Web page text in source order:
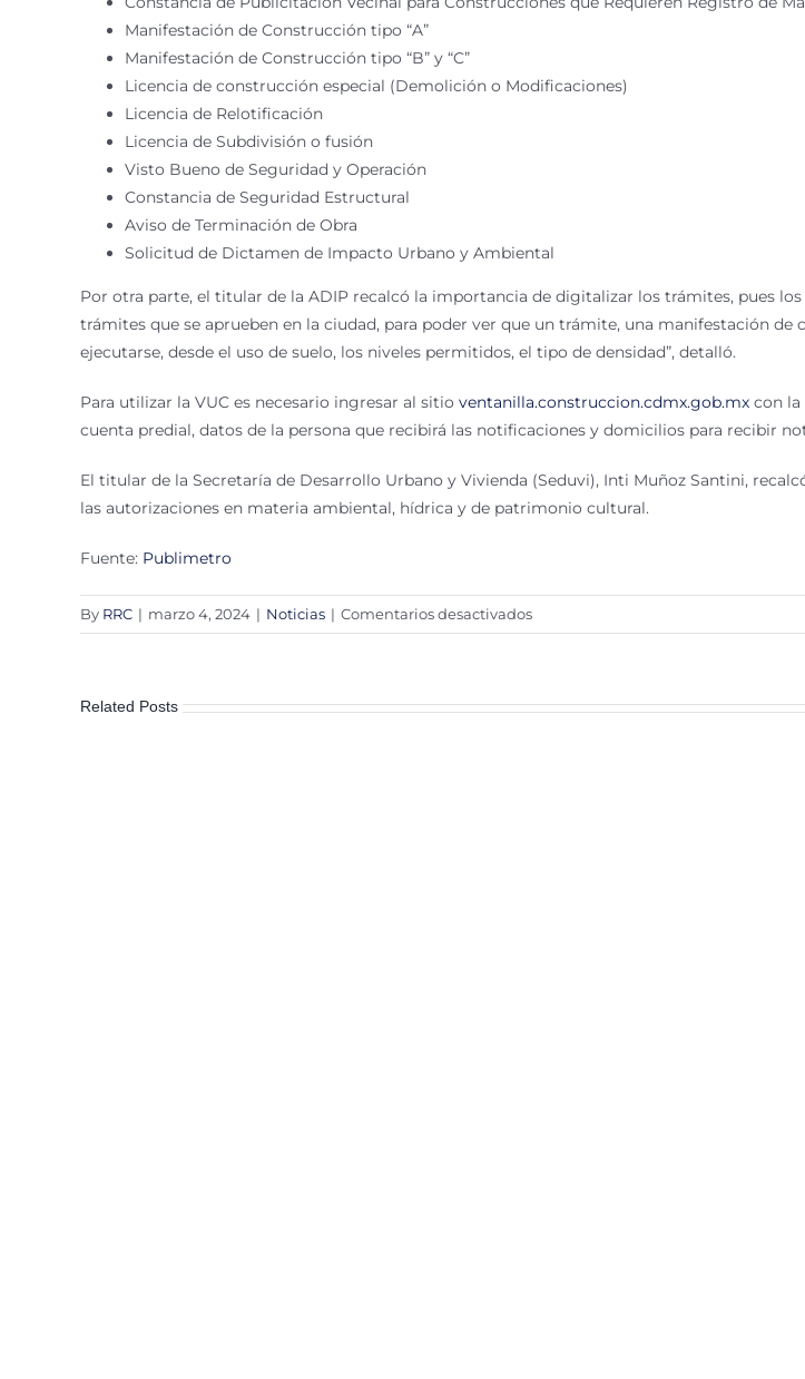
Manifestación de Construcción tipo “A”
Manifestación de Construcción tipo “B” y “C”
Licencia de construcción especial (Demolición o Modificaciones)
Licencia de Relotificación
Licencia de Subdivisión o fusión
Visto Bueno de Seguridad y Operación
Constancia de Seguridad Estructural
Aviso de Terminación de Obra
Solicitud de Dictamen de Impacto Urbano y Ambiental
Por otra parte, el titular de la ADIP recalcó la importancia de digitalizar los trámites, pues
trámites que se aprueben en la ciudad, para poder ver que un trámite, una manifestación
ejecutarse, desde el uso de suelo, los niveles permitidos, el tipo de densidad”, detalló.
Para utilizar la VUC es necesario ingresar al sitio ventanilla.construccion.cdmx.gob.mx con la
cuenta predial, datos de la persona que recibirá las notificaciones y domicilios para recibir
El titular de la Secretaría de Desarrollo Urbano y Vivienda (Seduvi), Inti Muñoz Santini,
las autorizaciones en materia ambiental, hídrica y de patrimonio cultural.
Fuente: Publimetro
By RRC | marzo 4, 2024 | Noticias | Comentarios desactivadosen
CDMX
trámites
Related Posts